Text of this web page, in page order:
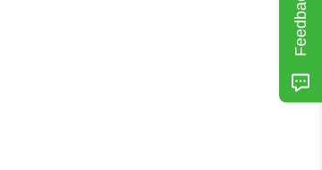
Feedback